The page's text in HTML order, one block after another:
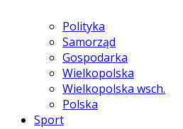
Polityka
Samorząd
Gospodarka
Wielkopolska
Wielkopolska wsch.
Polska
Sport